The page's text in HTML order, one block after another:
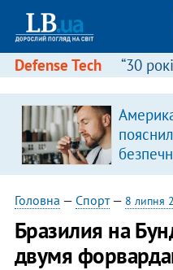
Defense Tech “30
Головна — Спорт— 8 липня
Бразилия на
двумя